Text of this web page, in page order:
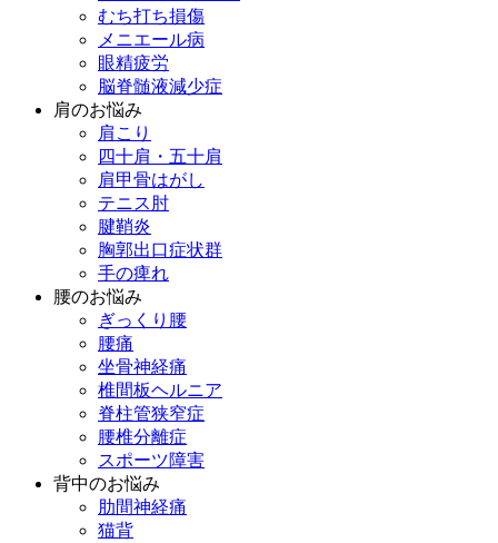
むち打ち損傷
メニエール病
眼精疲労
脳脊髄液減少症
肩のお悩み
肩こり
四十肩・五十肩
肩甲骨はがし
テニス肘
腱鞘炎
胸郭出口症状群
手の痺れ
腰のお悩み
ぎっくり腰
腰痛
坐骨神経痛
椎間板ヘルニア
脊柱管狭窄症
腰椎分離症
スポーツ障害
背中のお悩み
肋間神経痛
猫背